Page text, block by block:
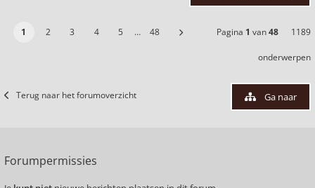
1 2 3 4 5 … 48 Pagina 1 van48 1189
onderwerpen
Terug naar het forumoverzicht Ga naar
Forumpermissies